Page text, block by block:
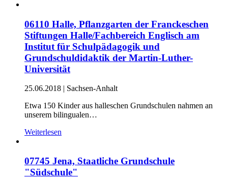
06110 Halle, Pflanzgarten der Franckeschen
Stiftungen Halle/Fachbereich Englisch am
Institut für Schulpädagogik und
Grundschuldidaktik der Martin-Luther-
Universität
25.06.2018 | Sachsen-Anhalt
Etwa 150 Kinder aus halleschen Grundschulen nahmen an
unserem bilingualen…
Weiterlesen
07745 Jena, Staatliche Grundschule
"Südschule"